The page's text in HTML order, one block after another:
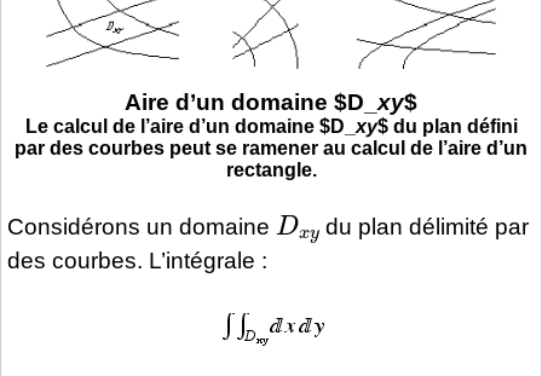
Aire d’un domaine $D_ xy$
Le calcul de l’aire d’un domaine $D_ xy$du plan défini
par des courbes peut se ramener au calcul de l’aire d’un
rectangle.
Considérons un domaine
Dx
du plan délimité par
des courbes. L’intégrale :